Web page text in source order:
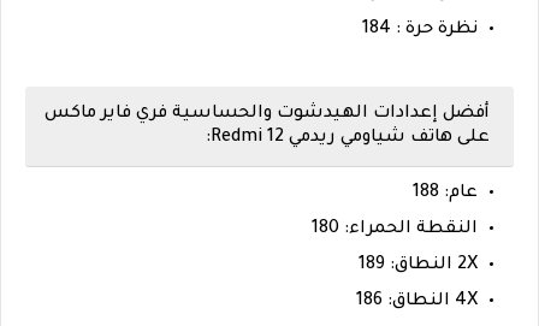
نظرة حرة : 184
أفضل إعدادات الهيدشوت والحساسية فري فاير ماكس
على هاتف شياومي ريدمي Redmi 12:
عام: 188
النقطة الحمراء: 180
2X النطاق: 189
4X النطاق: 186